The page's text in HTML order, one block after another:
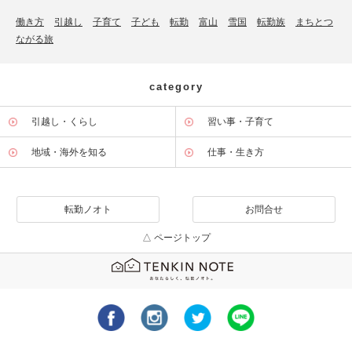
働き方 引越し 子育て 子ども 転勤 富山 雪国 転勤族
まちとつ
ながる旅
category
引越し・くらし 習い事・子育て
地域・海外を知る 仕事・生き方
転勤ノオト お問合せ
△ ページトップ